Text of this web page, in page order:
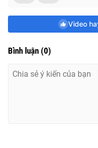
Video
Bình luận (0)